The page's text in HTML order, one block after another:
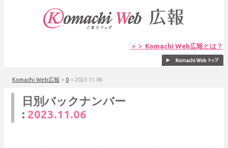
＞＞ Komachi Web広報とは？
Komachi Web広報 > 0 > 2023.11.06
日別バックナンバー
: 2023.11.06